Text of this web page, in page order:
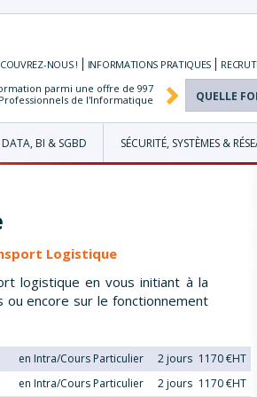
NOUS ! INFORMATIONS PRATIQUES
parmi une offre de 997
de l'Informatique
BI & SGBD SÉCURITÉ, SYSTÈMES &
Logistique
logistique en vous initiant à la
encore sur le fonctionnement
en Intra/Cours Particulier 2 jours 1170 €HT
en Intra/Cours Particulier 2 jours 1170 €HT